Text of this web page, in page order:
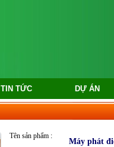
TIN TỨC DỰ ÁN
Tên sản phẩm :
Máy phát